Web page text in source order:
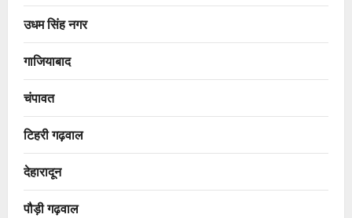
उधम सिंह नगर
गाजियाबाद
चंपावत
टिहरी गढ़वाल
देहारादून
पौड़ी गढ़वाल